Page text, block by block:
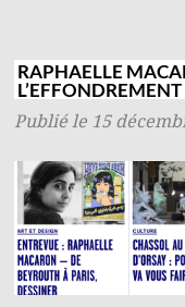
Auteurs
Événements
À propos
Connexion
RAPHAELLE
L’EFFONDREMENT
Publié le 15